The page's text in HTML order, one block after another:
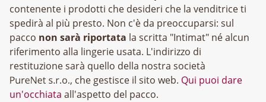
contenente i prodotti che desideri che la venditrice ti
spedirà al più presto. Non c'è da preoccuparsi: sul
pacco non sarà riportata la scritta "Intimat" né alcun
riferimento alla lingerie usata. L'indirizzo di
restituzione sarà quello della nostra società
, che gestisce il sito web. Qui puoi dare
un'occhiata all'aspetto del pacco.